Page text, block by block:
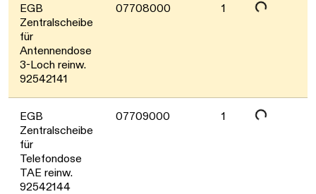
EGB
Zentralscheibe
für
Antennendose
3-Loch reinw.
92542141
07708000 1
Daten werden geladen. Bitte warten...
EGB
Zentralscheibe
für
Telefondose
TAE reinw.
92542144
07709000 1
Daten werden geladen. Bitte warten...